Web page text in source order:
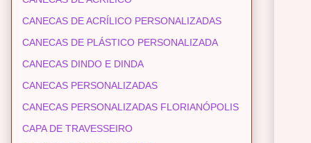
CANECAS DE ACRÍLICO PERSONALIZADAS
CANECAS DE PLÁSTICO PERSONALIZADA
CANECAS DINDO E DINDA
CANECAS PERSONALIZADAS
CANECAS PERSONALIZADAS FLORIANÓPOLIS
CAPA DE TRAVESSEIRO